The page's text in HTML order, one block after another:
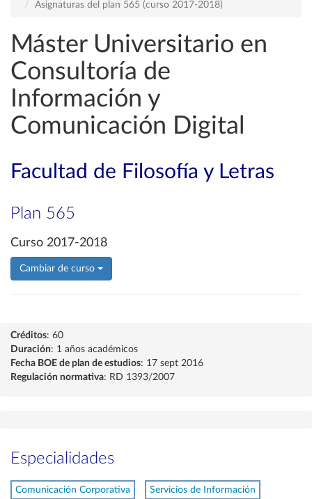
Asignaturas del plan 565 (curso 2017-2018)
Máster Universitario en
Consultoría de
Información y
Comunicación Digital
Facultad de Filosofía y Letras
Plan 565
Curso 2017-2018
Cambiar de curso
Créditos: 60
Duración: 1 años académicos
Fecha BOE de plan de estudios: 17 sept 2016
Regulación normativa: RD 1393/2007
Especialidades
Comunicación Corporativa Servicios de Información